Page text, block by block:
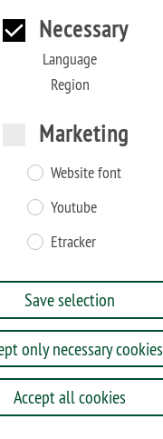
Necessary
Language
Region
Marketing
Website font
Youtube
Etracker
Save selection
only necessary cookies
Accept all cookies